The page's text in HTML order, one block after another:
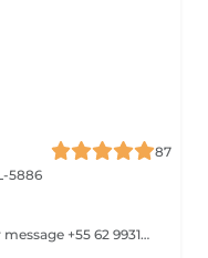
87
5886
Vous pouvez joindre Daniela Alves par message +55 62 99310-0348 ou par téléphone 661898866